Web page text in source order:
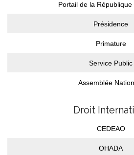
Portail de la République
Présidence
Primature
Service Public
Assemblée
Droit
CEDEAO
OHADA